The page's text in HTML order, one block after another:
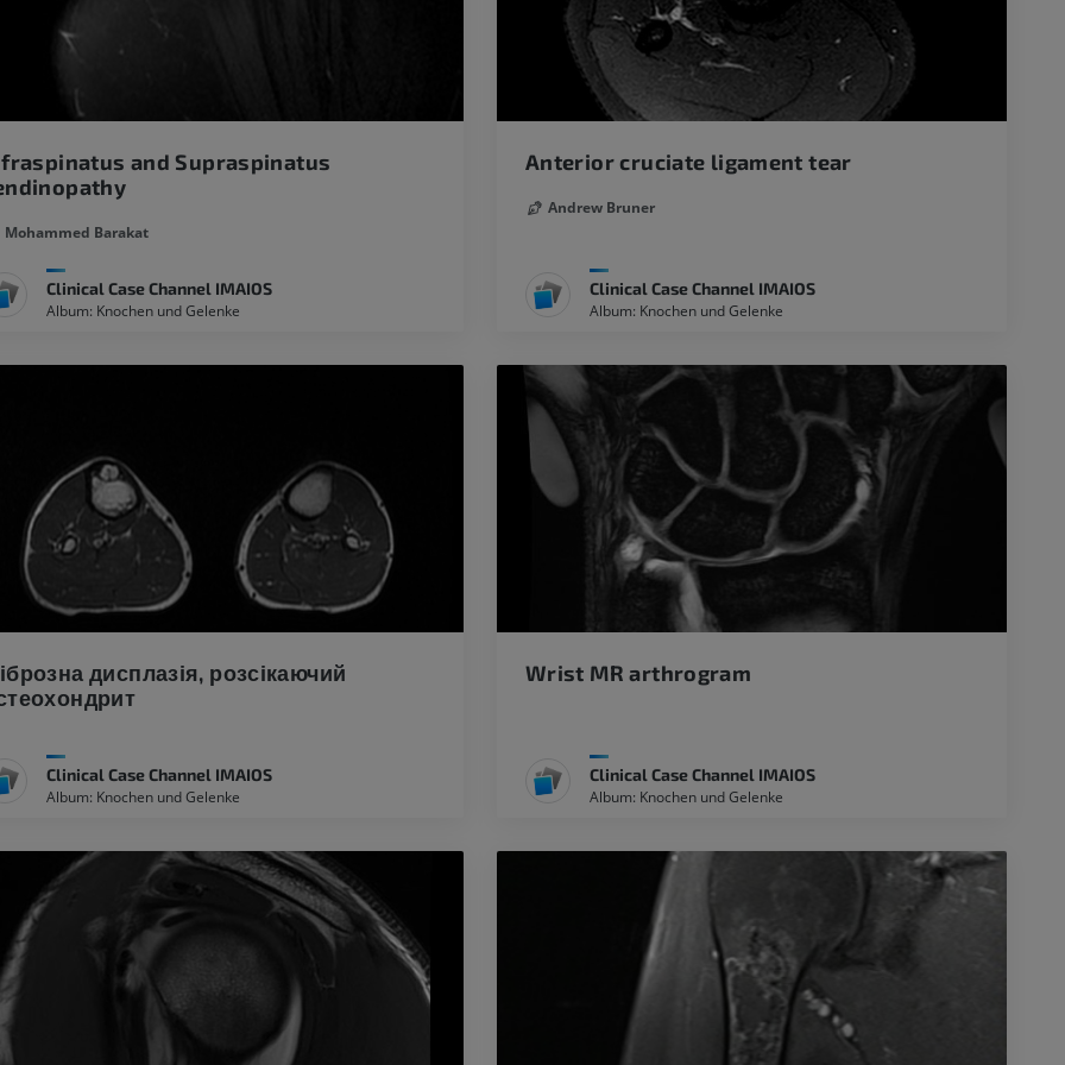
and Supraspinatus
Mohammed Barakat
Clinical Case Channel IMAIOS
Album: Knochen und Gelenke
Anterior cruciate ligament tear
Andrew Bruner
Clinical Case Channel IMAIOS
Album: Knochen und Gelenke
дисплазія, розсікаючий
Clinical Case Channel IMAIOS
Album: Knochen und Gelenke
Wrist MR arthrogram
Clinical Case Channel IMAIOS
Album: Knochen und Gelenke